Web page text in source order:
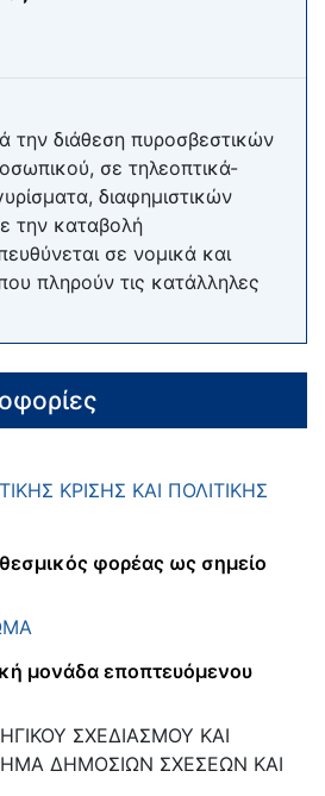
την διάθεση πυροσβεστικών
σε τηλεοπτικά-
διαφημιστικών
την καταβολή
σε νομικά και
πληρούν τις κατάλληλες
ΚΡΙΣΗΣ ΚΑΙ ΠΟΛΙΤΙΚΗΣ
φορέας ως σημείο
μονάδα εποπτευόμενου
ΣΧΕΔΙΑΣΜΟΥ ΚΑΙ
ΔΗΜΟΣΙΩΝ ΣΧΕΣΕΩΝ ΚΑΙ